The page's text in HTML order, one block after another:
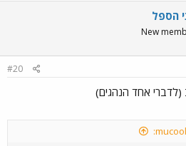
הספל
New
#20
(לדברי אחד הנהגים)